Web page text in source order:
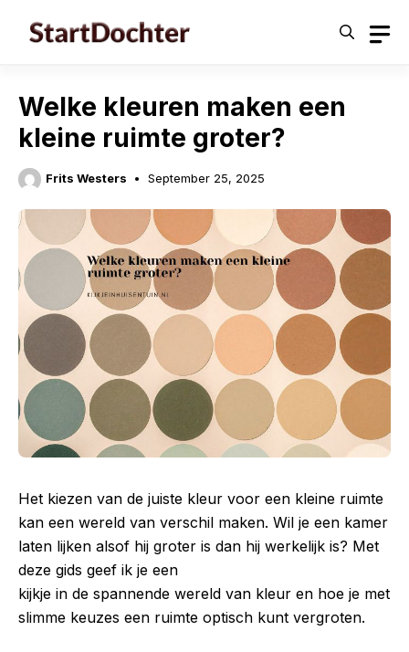
Welke kleuren maken een
kleine ruimte groter?
Frits Westers September 25, 2025
Het kiezen van de juiste kleur voor een kleine ruimte
kan een wereld van verschil maken. Wil je een kamer
laten lijken alsof hij groter is dan hij werkelijk is? Met
deze gids geef ik je een
kijkje in de spannende wereld van kleur en hoe je met
slimme keuzes een ruimte optisch kunt vergroten.